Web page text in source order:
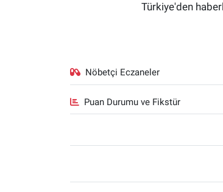
Türkiye'den
Nöbetçi Eczaneler
Puan Durumu ve Fikstür